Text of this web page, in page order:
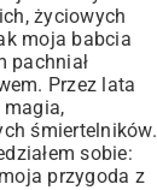
życiowych
moja babcia
pachniał
Przez lata
magia,
śmiertelników.
sobie:
przygoda z